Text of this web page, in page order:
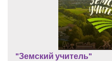
"Земский учитель"